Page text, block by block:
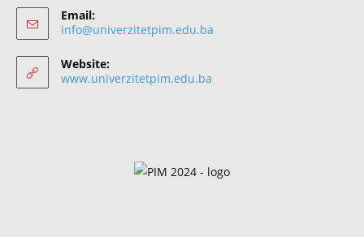
Email:
info@univerzitetpim.edu.ba
Website:
www.univerzitetpim.edu.ba